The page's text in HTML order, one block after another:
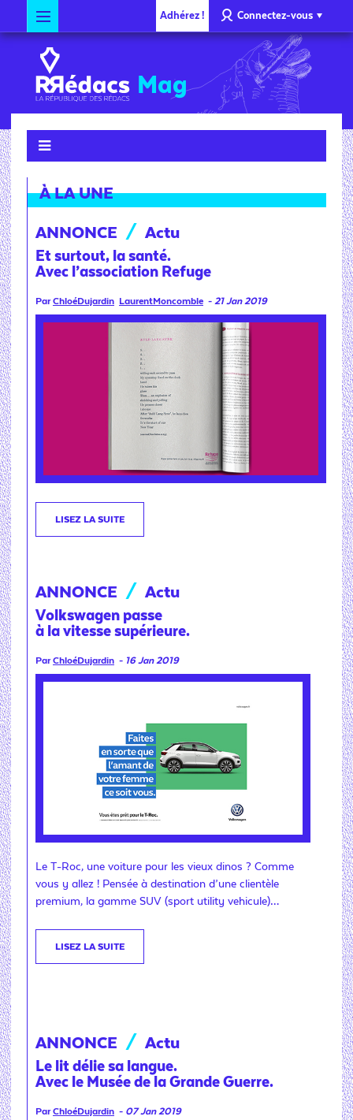
Connectez-vous
Adhérez !
Mag
À LA UNE
ANNONCE / Actu
Et surtout, la santé.
Avec l’association Refuge
ParChloéDujardin LaurentMoncomble - 21 Jan 2019
LISEZ LA SUITE
ANNONCE / Actu
Volkswagen passe
à la vitesse supérieure.
ParChloéDujardin - 16 Jan 2019
Le T-Roc, une voiture pour les vieux dinos ? Comme
vous y allez ! Pensée à destination d’une clientèle
premium, la gamme SUV (sport utility vehicule)…
LISEZ LA SUITE
ANNONCE / Actu
Le lit délie sa langue.
Avec le Musée de la Grande Guerre.
ParChloéDujardin - 07 Jan 2019